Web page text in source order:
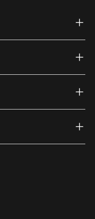
link)
(external link)
(external